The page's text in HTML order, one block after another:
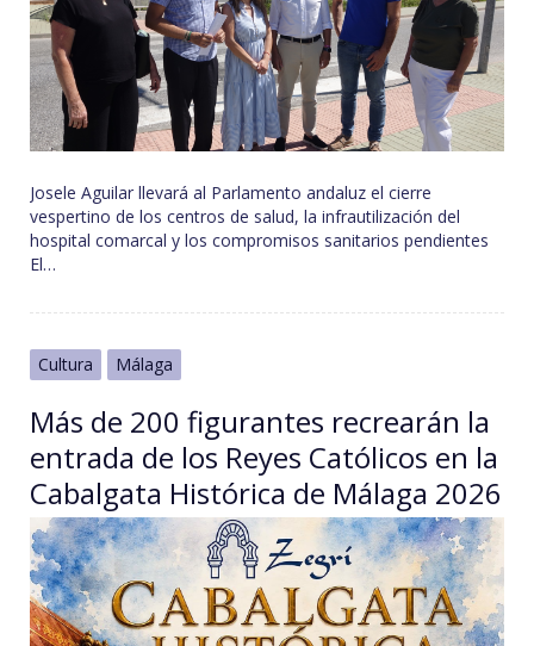
Josele Aguilar llevará al Parlamento andaluz el cierre
vespertino de los centros de salud, la infrautilización del
hospital comarcal y los compromisos sanitarios pendientes
El…
Cultura Málaga
Más de 200 figurantes recrearán la
entrada de los Reyes Católicos en la
Cabalgata Histórica de Málaga 2026